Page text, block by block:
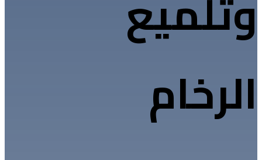
الرخام